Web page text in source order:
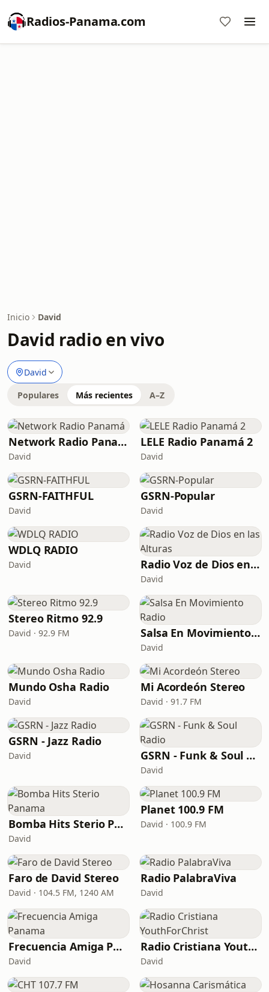
Radios-Panama.com
Inicio David
David radio en vivo
David
Populares Más recientes A–Z
Network Radio Panamá
David
LELE Radio Panamá 2
David
GSRN-FAITHFUL
David
GSRN-Popular
David
WDLQ RADIO
David Radio Voz de Dios en las Alturas
David
Stereo Ritmo 92.9
David · 92.9 FM Salsa En Movimiento Radio
David
Mundo Osha Radio
David
Mi Acordeón Stereo
David · 91.7 FM
GSRN - Jazz Radio
David GSRN - Funk & Soul Radio
David
Bomba Hits Sterio Panama
David
Planet 100.9 FM
David · 100.9 FM
Faro de David Stereo
David · 104.5 FM, 1240 AM
Radio PalabraViva
David
Frecuencia Amiga Panama
David
Radio Cristiana YouthForChrist
David